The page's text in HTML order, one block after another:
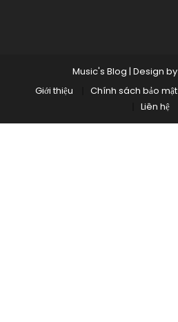
Music's Blog | Design by
Giới thiệu
Chính sách bảo mật
Liên hệ